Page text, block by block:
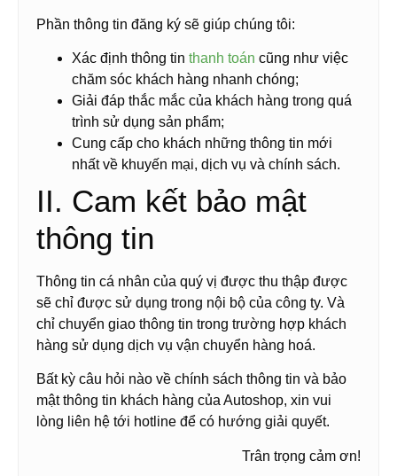
Phần thông tin đăng ký sẽ giúp chúng tôi:
Xác định thông tin thanh toán cũng như việc
chăm sóc khách hàng nhanh chóng;
Giải đáp thắc mắc của khách hàng trong quá
trình sử dụng sản phẩm;
Cung cấp cho khách những thông tin mới
nhất về khuyến mại, dịch vụ và chính sách.
II. Cam kết bảo mật
thông tin
Thông tin cá nhân của quý vị được thu thập được
sẽ chỉ được sử dụng trong nội bộ của công ty. Và
chỉ chuyển giao thông tin trong trường hợp khách
hàng sử dụng dịch vụ vận chuyển hàng hoá.
Bất kỳ câu hỏi nào về chính sách thông tin và bảo
mật thông tin khách hàng của Autoshop, xin vui
lòng liên hệ tới hotline để có hướng giải quyết.
Trân trọng cảm ơn!